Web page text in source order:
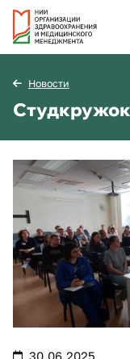
Новости
30.06.2025